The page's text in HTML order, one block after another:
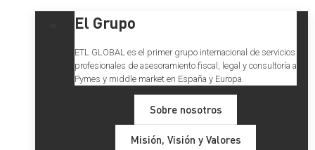
El Grupo
ETL GLOBAL es el primer grupo internacional de servicios
profesionales de asesoramiento fiscal, legal y consultoría a
Pymes y middle market en España y Europa.
Sobre nosotros
Misión, Visión y Valores